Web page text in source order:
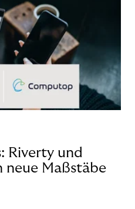
Riverty und
neue Maßstäbe